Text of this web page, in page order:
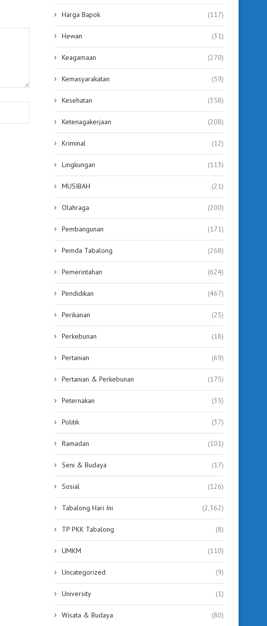
Harga Bapok (117)
Hewan (31)
Keagamaan (270)
Kemasyarakatan (59)
Kesehatan (358)
Ketenagakerjaan (208)
Kriminal (12)
Lingkungan (113)
MUSIBAH (21)
Olahraga (200)
Pembangunan (171)
Pemda Tabalong (268)
Pemerintahan (624)
Pendidikan (467)
Perikanan (25)
Perkebunan (18)
Pertanian (69)
Pertanian & Perkebunan (175)
Peternakan (35)
Politik (37)
Ramadan (101)
Seni & Budaya (17)
Sosial (126)
Tabalong Hari Ini (2,362)
TP PKK Tabalong (8)
UMKM (110)
Uncategorized (9)
University (1)
Wisata & Budaya (80)